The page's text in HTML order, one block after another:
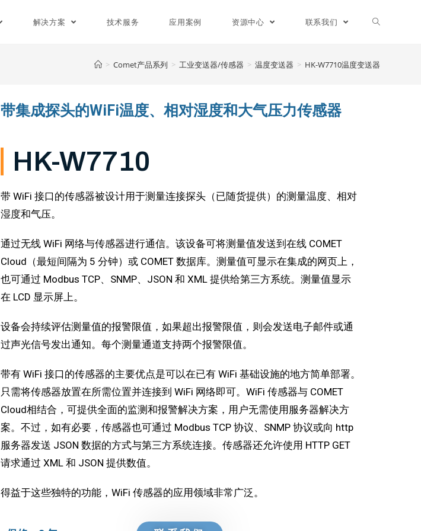
解决方案 技术服务 应用案例 资源中心 联系我们
> Comet产品系列 > 工业变送器/传感器 > 温度变送器 > HK-W7710温度变送器
带集成探头的WiFi温度、相对湿度和大气压力传感器
HK-W7710
带 WiFi 接口的传感器被设计用于测量连接探头（已随货提供）的测量温度、相对
湿度和气压。
通过无线 WiFi 网络与传感器进行通信。该设备可将测量值发送到在线 COMET
Cloud（最短间隔为 5 分钟）或 COMET 数据库。测量值可显示在集成的网页上，
也可通过 Modbus TCP、SNMP、JSON 和 XML 提供给第三方系统。测量值显示
在 LCD 显示屏上。
设备会持续评估测量值的报警限值，如果超出报警限值，则会发送电子邮件或通
过声光信号发出通知。每个测量通道支持两个报警限值。
带有 WiFi 接口的传感器的主要优点是可以在已有 WiFi 基础设施的地方简单部署。
只需将传感器放置在所需位置并连接到 WiFi 网络即可。WiFi 传感器与 COMET
Cloud相结合，可提供全面的监测和报警解决方案，用户无需使用服务器解决方
案。不过，如有必要，传感器也可通过 Modbus TCP 协议、SNMP 协议或向 http
服务器发送 JSON 数据的方式与第三方系统连接。传感器还允许使用 HTTP GET
请求通过 XML 和 JSON 提供数值。
得益于这些独特的功能，WiFi 传感器的应用领域非常广泛。